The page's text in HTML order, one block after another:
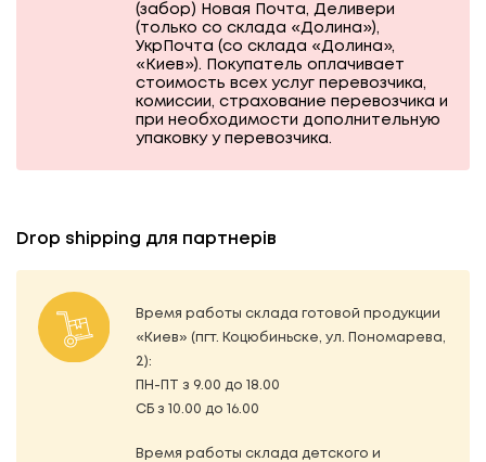
(забор) Новая Почта, Деливери
(только со склада «Долина»),
УкрПочта (со склада «Долина»,
«Киев»). Покупатель оплачивает
стоимость всех услуг перевозчика,
комиссии, страхование перевозчика и
при необходимости дополнительную
упаковку у перевозчика.
Drop shipping для партнерів
Время работы склада готовой продукции
«Киев» (пгт. Коцюбиньске, ул. Пономарева,
2):
ПН-ПТ з 9.00 до 18.00
СБ з 10.00 до 16.00
Время работы склада детского и